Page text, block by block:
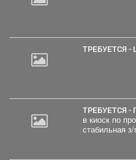
ТРЕБУЕТСЯ
ТРЕБУЕТСЯ
в киоск по
стабильная